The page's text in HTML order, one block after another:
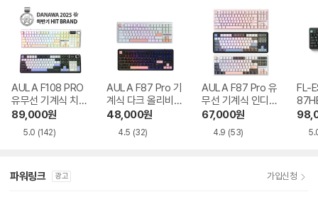
AULA F108 PRO
유무선 기계식 치즈
화이트 한글
89,000원
5.0 (142)
AULA F87 Pro 기
계식 다크 올리비아
한글
48,000원
4.5 (32)
AULA F87 Pro 유
무선 기계식 인디고
블랙 한글
67,000원
4.9 (53)
FL-
파워링크 광고 가입신청